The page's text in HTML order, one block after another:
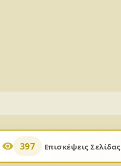
397 Επισκέψεις Σελίδας